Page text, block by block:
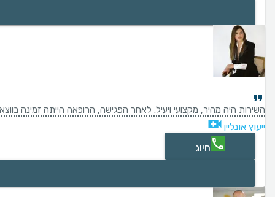
השירות היה מהיר, מקצועי ויעיל. לאחר הפגישה, הרופאה הייתה זמינה
ייעוץ אונליין
חיוג